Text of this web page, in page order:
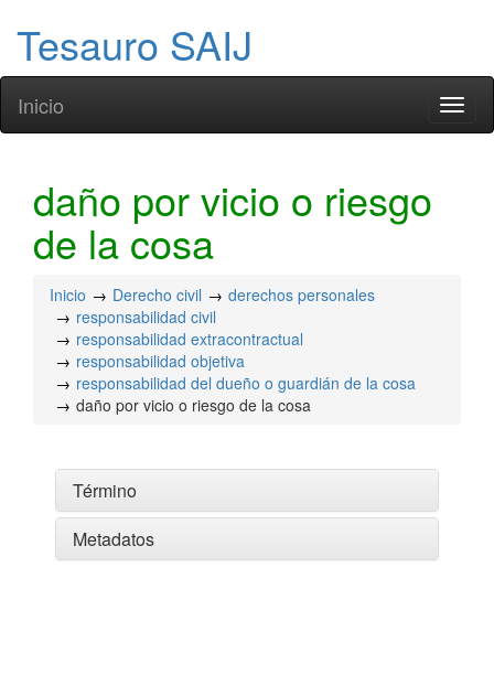
Tesauro SAIJ
Inicio
daño por vicio o riesgo
de la cosa
Inicio Derecho civil
derechos personales
responsabilidad civil
responsabilidad extracontractual
responsabilidad objetiva
responsabilidad del dueño o guardián de la cosa
daño por vicio o riesgo de la cosa
Término
Metadatos